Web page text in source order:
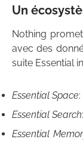
Un
Nothing promet
avec des
suite Essential
Essential Space
Essential Search
Essential